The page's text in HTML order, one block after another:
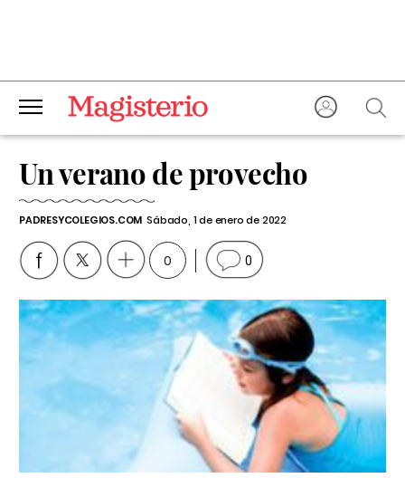
Un verano de provecho
PADRESYCOLEGIOS.COM Sábado, 1 de enero de 2022
0 0